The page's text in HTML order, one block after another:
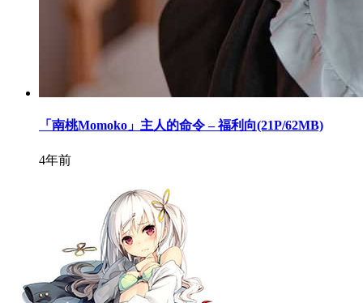
「南桃Momoko」主人的命令 – 福利向(21P/62MB)
4年前